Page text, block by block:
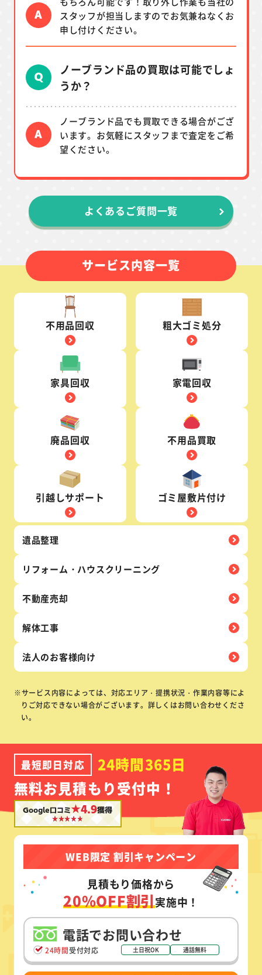
スタッフが担当しますのでお気兼ねなくお
申し付けください。
ノーブランド品の買取は可能でしょ
うか？
ノーブランド品でも買取できる場合がござ
います。お気軽にスタッフまで査定をご希
望ください。
よくあるご質問一覧
サービス内容一覧
不用品回収 粗大ゴミ処分
家具回収 家電回収
廃品回収 不用品買取
引越しサポート ゴミ屋敷片付け
遺品整理
リフォーム・ ハウスクリーニング
不動産売却
解体工事
法人のお客様向け
※サービス内容によっては、対応エリア・提携状況・作業内容等によ
りご対応できない場合がございます。詳しくはお問い合わせくださ
い。
最短即日対応
24時間365日
無料お見積もり受付中！
Google口コミ★4.9獲得
WEB限定 割引キャンペーン
見積もり価格から
20%OFF割引実施中！
電話でお問い合わせ
24時間受付対応 土日祝OK 通話無料